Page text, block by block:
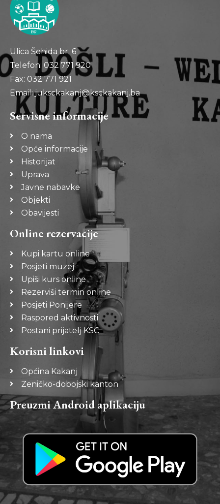
Ulica Šehida br. 6
Telefon: 032 771 920
Fax: 032 771 921
Email: juksckakanj@ksckakanj.ba
Servisne informacije
O nama
Opće informacije
Historijat
Uprava
Javne nabavke
Objekti
Obavijesti
Online rezervacije
Kupi kartu online
Posjeti muzej
Upiši kurs online
Rezerviši termin online
Posjeti Ponijere
Raspored aktivnosti
Postani prijatelj KSC
Korisni linkovi
Općina Kakanj
Zeničko-dobojski kanton
Preuzmi Android aplikaciju